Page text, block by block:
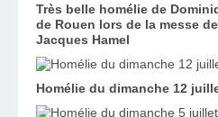
Très belle homélie de
de Rouen lors de la messe
Jacques Hamel
Homélie du dimanche 12